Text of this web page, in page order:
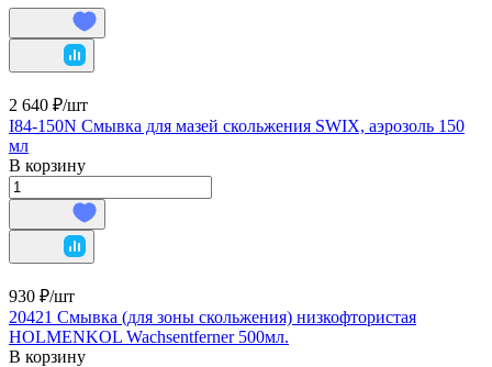
2 640 ₽/шт
I84-150N Смывка для мазей скольжения SWIX, аэрозоль 150
мл
В корзину
930 ₽/шт
20421 Смывка (для зоны скольжения) низкофтористая
HOLMENKOL Wachsentferner 500мл.
В корзину